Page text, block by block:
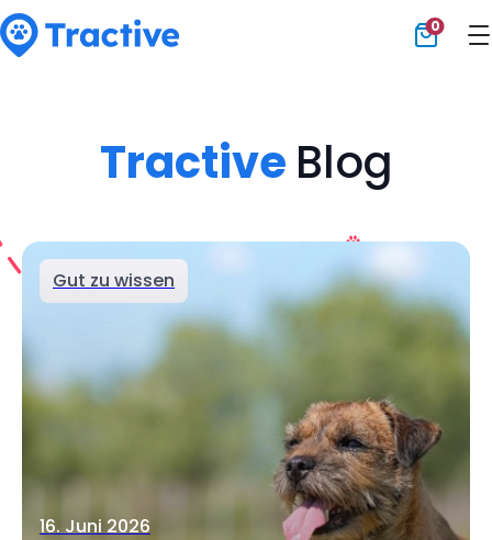
0
Tractive Blog
Gut zu wissen
16. Juni 2026